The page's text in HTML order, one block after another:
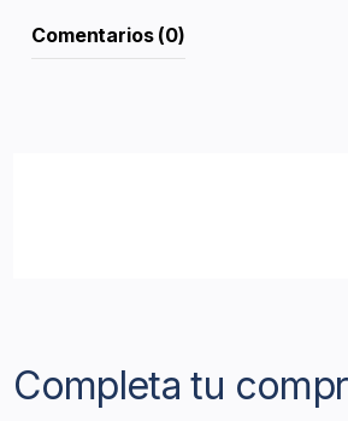
Comentarios (0)
Completa tu